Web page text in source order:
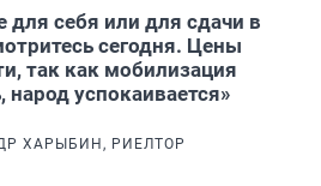
для себя или для сдачи в
сегодня. Цены
так как мобилизация
народ успокаивается»
ХАРЫБИН, РИЕЛТОР